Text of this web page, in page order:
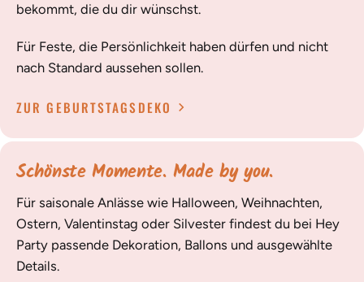
bekommt, die du dir wünschst.
Für Feste, die Persönlichkeit haben dürfen und nicht
nach Standard aussehen sollen.
ZUR GEBURTSTAGSDEKO
Schönste Momente. Made by you.
Für saisonale Anlässe wie Halloween, Weihnachten,
Ostern, Valentinstag oder Silvester findest du bei Hey
Party passende Dekoration, Ballons und ausgewählte
Details.